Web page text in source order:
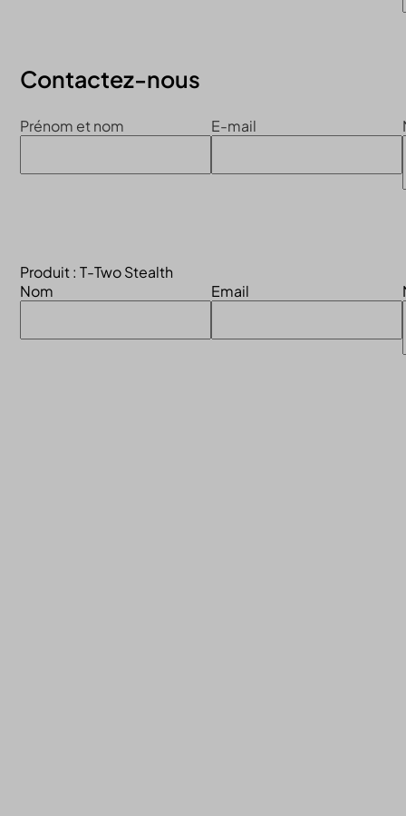
Contactez-nous
Prénom et nom E-mail
Produit : T-Two Stealth
Nom
Email